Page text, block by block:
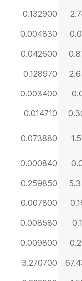
0.132900
0.004830
0.042600
0.128970
0.003400
0.014710
0.073880
0.000840
0.259850
0.007800
0.008580
0.009800
3.270700